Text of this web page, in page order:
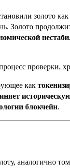
золото как
Золото
проверки,
как
блокчейн.
аналогично